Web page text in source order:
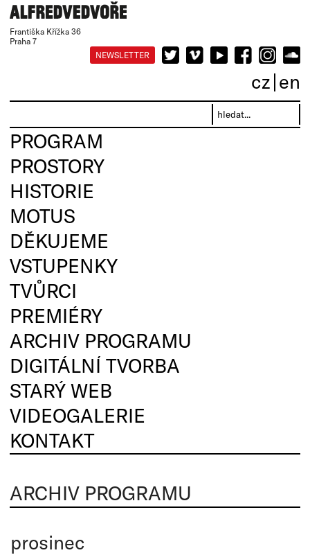
Františka Křížka 36
Praha 7
NEWSLETTER
cz en
PROGRAM
PROSTORY
HISTORIE
MOTUS
DĚKUJEME
VSTUPENKY
TVŮRCI
PREMIÉRY
ARCHIV PROGRAMU
DIGITÁLNÍ TVORBA
STARÝ WEB
VIDEOGALERIE
KONTAKT
ARCHIV PROGRAMU
prosinec